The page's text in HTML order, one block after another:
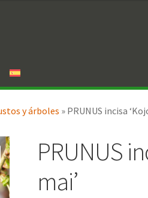
y árboles » PRUNUS incisa
PRUNUS
mai’